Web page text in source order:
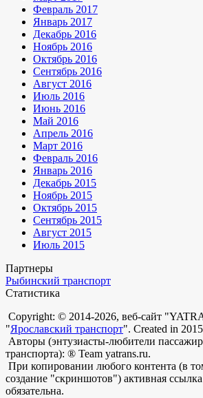
Февраль 2017
Январь 2017
Декабрь 2016
Ноябрь 2016
Октябрь 2016
Сентябрь 2016
Август 2016
Июль 2016
Июнь 2016
Май 2016
Апрель 2016
Март 2016
Февраль 2016
Январь 2016
Декабрь 2015
Ноябрь 2015
Октябрь 2015
Сентябрь 2015
Август 2015
Июль 2015
Партнеры
Рыбинский транспорт
Статистика
Copyright: © 2014-2026, веб-сайт
"Ярославский транспорт". Created in 2015
Авторы (энтузиасты-любители
транспорта): ® Team yatrans.ru.
При копировании любого контента (в
создание "скриншотов") активная
обязательна.